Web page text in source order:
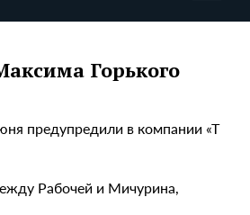
Горького
предупредили в компании «Т
Рабочей и Мичурина,